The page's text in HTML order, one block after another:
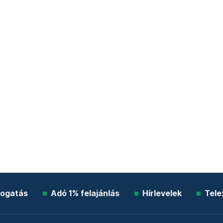
Adó 1% felajánlás Hírlevelek